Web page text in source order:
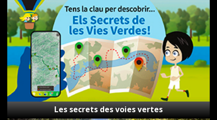
voies
vertes
Les secrets des voies vertes